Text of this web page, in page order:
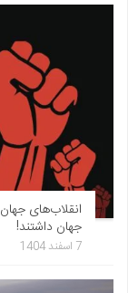
انقلاب‌های
جهان داشتند!
7 اسفند 1404